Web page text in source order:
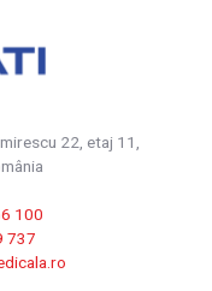
22, etaj 11,
100
737